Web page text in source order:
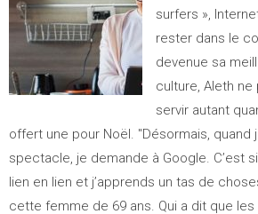
surfers »,
rester dans le
devenue sa
culture, Aleth ne
servir autant
offert une pour Noël. "Désormais, quand
spectacle, je demande à Google. C’est
lien en lien et j’apprends un tas de
cette femme de 69 ans. Qui a dit que